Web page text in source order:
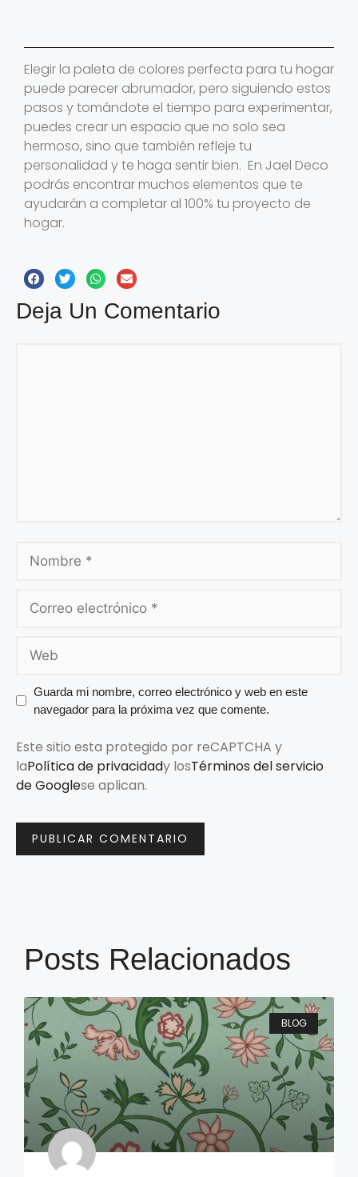
Elegir la paleta de colores perfecta para tu hogar
puede parecer abrumador, pero siguiendo estos
pasos y tomándote el tiempo para experimentar,
puedes crear un espacio que no solo sea
hermoso, sino que también refleje tu
personalidad y te haga sentir bien. En Jael Deco
podrás encontrar muchos elementos que te
ayudarán a completar al 100% tu proyecto de
hogar.
Deja Un Comentario
Guarda mi nombre, correo electrónico y web en este
navegador para la próxima vez que comente.
Este sitio esta protegido por reCAPTCHA y
laPolítica de privacidady losTérminos del servicio
de Googlese aplican.
Posts Relacionados
BLOG